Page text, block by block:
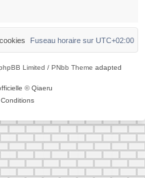
Fuseau horaire sur UTC+02:00
Limited / PNbb Theme adapted
©Qiaeru
Conditions